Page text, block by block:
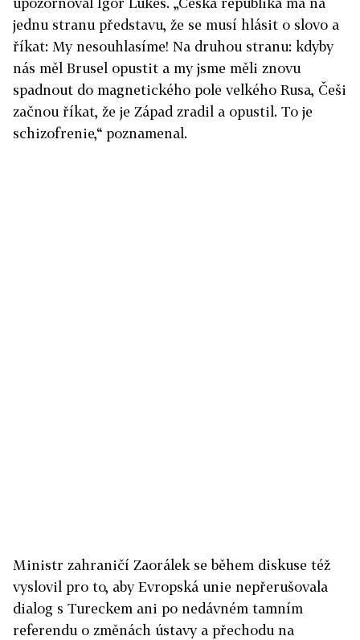
jednu stranu představu, že se musí hlásit o slovo a
říkat: My nesouhlasíme! Na druhou stranu: kdyby
nás měl Brusel opustit a my jsme měli znovu
spadnout do magnetického pole velkého Rusa, Češi
začnou říkat, že je Západ zradil a opustil. To je
schizofrenie,“ poznamenal.
Ministr zahraničí Zaorálek se během diskuse též
vyslovil pro to, aby Evropská unie nepřerušovala
dialog s Tureckem ani po nedávném tamním
referendu o změnách ústavy a přechodu na